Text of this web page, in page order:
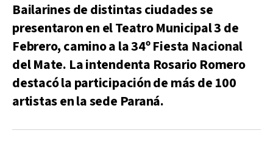
Bailarines de distintas ciudades se
presentaron en el Teatro Municipal 3 de
Febrero, camino a la 34º Fiesta Nacional
del Mate. La intendenta Rosario Romero
destacó la participación de más de 100
artistas en la sede Paraná.